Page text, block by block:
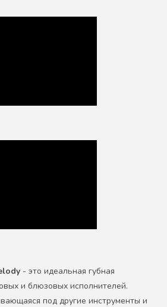
- это идеальная губная
и блюзовых исполнителей.
под другие инструменты и